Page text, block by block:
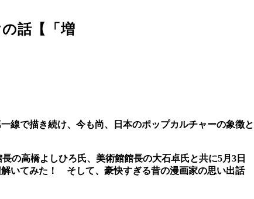
話【「増
線で描き続け、今も尚、日本のポップカルチャーの象徴と
の高橋よしひろ氏、美術館館長の大石卓氏と共に5月3日
いてみた！ そして、豪快すぎる昔の漫画家の思い出話